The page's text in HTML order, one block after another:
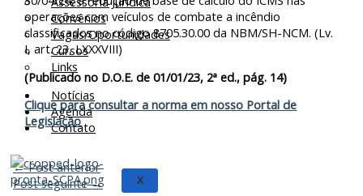
Convênios
Vagas/Oportunidades
Cursos
Links
Notícias
Agenda
Contato
X
operações com veículos de combate a incêndio
classificados no código 8705.30.00 da NBM/SH-NCM. (Lv.
I, art. 23, LXXXVIII)
(Publicado no D.O.E. de 01/01/23, 2ª ed., pág. 14)
Clique para consultar a norma em nosso Portal de
Legislação
←Post anterior
Post seguinte→